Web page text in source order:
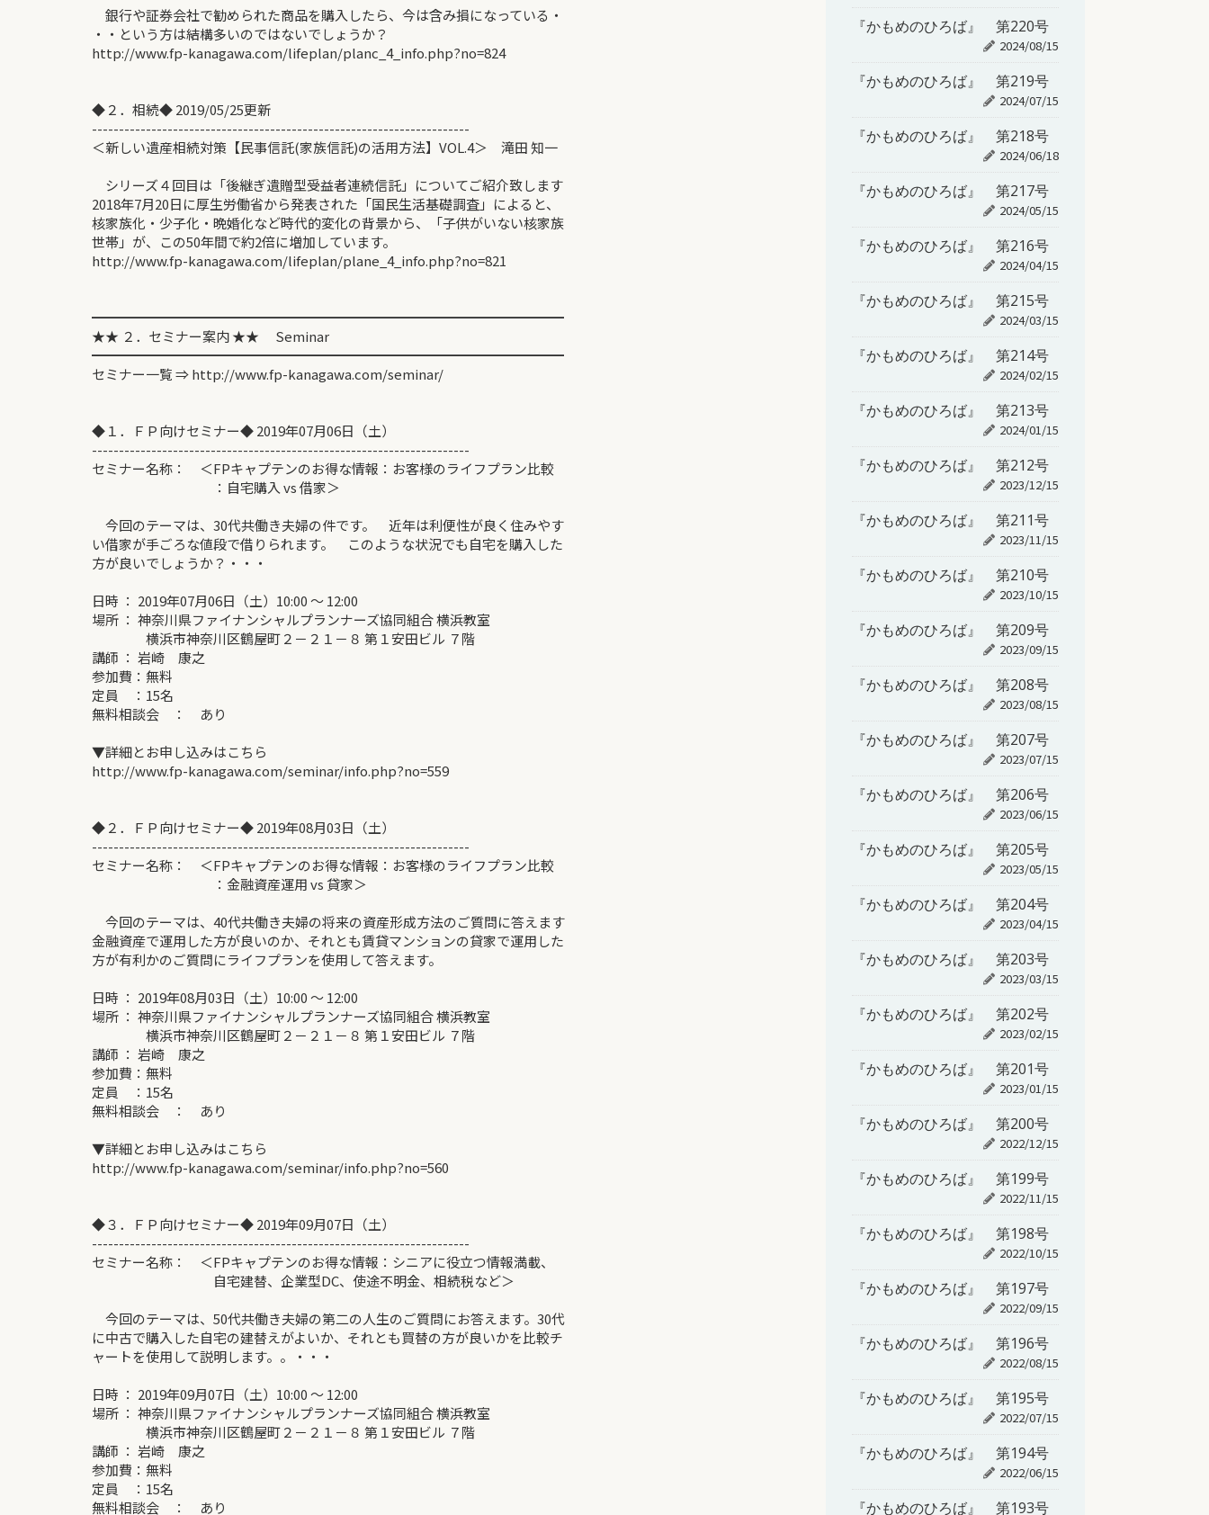
銀行や証券会社で勧められた商品を購入したら、今は含み損になっている・
・・という方は結構多いのではないでしょうか？
http://www.fp-kanagawa.com/lifeplan/planc_4_info.php?no=824
◆２．相続◆ 2019/05/25更新
----------------------------------------------------------------------
＜新しい遺産相続対策【民事信託(家族信託)の活用方法】VOL.4＞ 滝田 知一
シリーズ４回目は「後継ぎ遺贈型受益者連続信託」についてご紹介致します
2018年7月20日に厚生労働省から発表された「国民生活基礎調査」によると、
核家族化・少子化・晩婚化など時代的変化の背景から、「子供がいない核家族
世帯」が、この50年間で約2倍に増加しています。
http://www.fp-kanagawa.com/lifeplan/plane_4_info.php?no=821
━━━━━━━━━━━━━━━━━━━━━━━━━━━━━━━━━━━
★★ ２．セミナー案内 ★★ Seminar
━━━━━━━━━━━━━━━━━━━━━━━━━━━━━━━━━━━
セミナー一覧 ⇒ http://www.fp-kanagawa.com/seminar/
◆１．ＦＰ向けセミナー◆ 2019年07月06日（土）
----------------------------------------------------------------------
セミナー名称： ＜FPキャプテンのお得な情報：お客様のライフプラン比較
：自宅購入 vs 借家＞
今回のテーマは、30代共働き夫婦の件です。 近年は利便性が良く住みやす
い借家が手ごろな値段で借りられます。 このような状況でも自宅を購入した
方が良いでしょうか？・・・
日時 ： 2019年07月06日（土）10:00 ～ 12:00
場所 ： 神奈川県ファイナンシャルプランナーズ協同組合 横浜教室
横浜市神奈川区鶴屋町２－２１－８ 第１安田ビル ７階
講師 ： 岩崎 康之
参加費：無料
定員 ：15名
無料相談会 ： あり
▼詳細とお申し込みはこちら
http://www.fp-kanagawa.com/seminar/info.php?no=559
◆２．ＦＰ向けセミナー◆ 2019年08月03日（土）
----------------------------------------------------------------------
セミナー名称： ＜FPキャプテンのお得な情報：お客様のライフプラン比較
：金融資産運用 vs 貸家＞
今回のテーマは、40代共働き夫婦の将来の資産形成方法のご質問に答えます
金融資産で運用した方が良いのか、それとも賃貸マンションの貸家で運用した
方が有利かのご質問にライフプランを使用して答えます。
日時 ： 2019年08月03日（土）10:00 ～ 12:00
場所 ： 神奈川県ファイナンシャルプランナーズ協同組合 横浜教室
横浜市神奈川区鶴屋町２－２１－８ 第１安田ビル ７階
講師 ： 岩崎 康之
参加費：無料
定員 ：15名
無料相談会 ： あり
▼詳細とお申し込みはこちら
http://www.fp-kanagawa.com/seminar/info.php?no=560
◆３．ＦＰ向けセミナー◆ 2019年09月07日（土）
----------------------------------------------------------------------
セミナー名称： ＜FPキャプテンのお得な情報：シニアに役立つ情報満載、
自宅建替、企業型DC、使途不明金、相続税など＞
今回のテーマは、50代共働き夫婦の第二の人生のご質問にお答えます。30代
に中古で購入した自宅の建替えがよいか、それとも買替の方が良いかを比較チ
ャートを使用して説明します。。・・・
日時 ： 2019年09月07日（土）10:00 ～ 12:00
場所 ： 神奈川県ファイナンシャルプランナーズ協同組合 横浜教室
横浜市神奈川区鶴屋町２－２１－８ 第１安田ビル ７階
講師 ： 岩崎 康之
参加費：無料
定員 ：15名
無料相談会 ： あり
『かもめのひろば』 第220号
2024/08/15
『かもめのひろば』 第219号
2024/07/15
『かもめのひろば』 第218号
2024/06/18
『かもめのひろば』 第217号
2024/05/15
『かもめのひろば』 第216号
2024/04/15
『かもめのひろば』 第215号
2024/03/15
『かもめのひろば』 第214号
2024/02/15
『かもめのひろば』 第213号
2024/01/15
『かもめのひろば』 第212号
2023/12/15
『かもめのひろば』 第211号
2023/11/15
『かもめのひろば』 第210号
2023/10/15
『かもめのひろば』 第209号
2023/09/15
『かもめのひろば』 第208号
2023/08/15
『かもめのひろば』 第207号
2023/07/15
『かもめのひろば』 第206号
2023/06/15
『かもめのひろば』 第205号
2023/05/15
『かもめのひろば』 第204号
2023/04/15
『かもめのひろば』 第203号
2023/03/15
『かもめのひろば』 第202号
2023/02/15
『かもめのひろば』 第201号
2023/01/15
『かもめのひろば』 第200号
2022/12/15
『かもめのひろば』 第199号
2022/11/15
『かもめのひろば』 第198号
2022/10/15
『かもめのひろば』 第197号
2022/09/15
『かもめのひろば』 第196号
2022/08/15
『かもめのひろば』 第195号
2022/07/15
『かもめのひろば』 第194号
2022/06/15
『かもめのひろば』 第193号